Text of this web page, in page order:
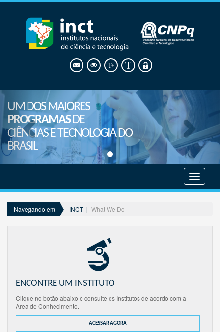
UM DOS MAIORES
PROGRAMASDE
CIÊNCIAS E TECNOLOGIA DO
BRASIL
menu
Navegando em INCT What We Do
ENCONTRE UM INSTITUTO
Clique no botão abaixo e consulte os Institutos de acordo com a
Área de Conhecimento.
ACESSAR AGORA